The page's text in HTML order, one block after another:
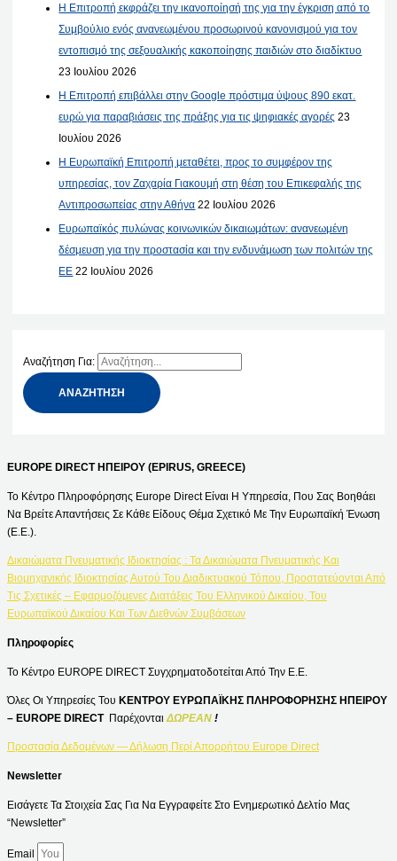
Η Επιτροπή εκφράζει την ικανοποίησή της για την έγκριση από το
Συμβούλιο ενός ανανεωμένου προσωρινού κανονισμού για τον
εντοπισμό της σεξουαλικής κακοποίησης παιδιών στο διαδίκτυο
23 Ιουλίου 2026
Η Επιτροπή επιβάλλει στην Google πρόστιμα ύψους 890 εκατ.
ευρώ για παραβιάσεις της πράξης για τις ψηφιακές αγορές 23
Ιουλίου 2026
Η Ευρωπαϊκή Επιτροπή μεταθέτει, προς το συμφέρον της
υπηρεσίας, τον Ζαχαρία Γιακουμή στη θέση του Επικεφαλής της
Αντιπροσωπείας στην Αθήνα 22 Ιουλίου 2026
Ευρωπαϊκός πυλώνας κοινωνικών δικαιωμάτων: ανανεωμένη
δέσμευση για την προστασία και την ενδυνάμωση των πολιτών της
ΕΕ 22 Ιουλίου 2026
Αναζήτηση Για:
EUROPE DIRECT ΗΠΕΙΡΟΥ (EPIRUS, GREECE)
Το Κέντρο Πληροφόρησης Europe Direct Είναι Η Υπηρεσία, Που Σας Βοηθάει
Να Βρείτε Απαντήσεις Σε Κάθε Είδους Θέμα Σχετικό Με Την Ευρωπαϊκή Ένωση
(Ε.Ε.).
Δικαιώματα Πνευματικής Ιδιοκτησίας : Τα Δικαιώματα Πνευματικής Και
Βιομηχανικής Ιδιοκτησίας Αυτού Του Διαδικτυακού Τόπου, Προστατεύονται Από
Τις Σχετικές – Εφαρμοζόμενες Διατάξεις Του Ελληνικού Δικαίου, Του
Ευρωπαϊκού Δικαίου Και Των Διεθνών Συμβάσεων
Πληροφορίες
Το Κέντρο EUROPE DIRECT Συγχρηματοδοτείται Από Την Ε.Ε.
Όλες Οι Υπηρεσίες Του ΚΕΝΤΡΟΥ ΕΥΡΩΠΑΪΚΗΣ ΠΛΗΡΟΦΟΡΗΣΗΣ ΗΠΕΙΡΟΥ
– EUROPE DIRECT Παρέχονται ΔΩΡΕΑΝ !
Προστασία Δεδομένων — Δήλωση Περί Απορρήτου Europe Direct
Newsletter
Εισάγετε Τα Στοιχεία Σας Για Να Εγγραφείτε Στο Ενημερωτικό Δελτίο Μας
“Newsletter”
Email